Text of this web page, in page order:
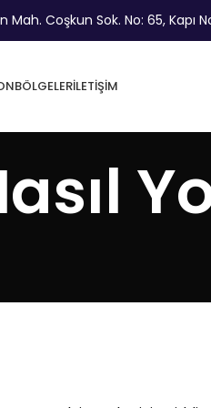
Mah. Coşkun Sok. No: 65, Kapı
BÖLGELERİLETIŞIM